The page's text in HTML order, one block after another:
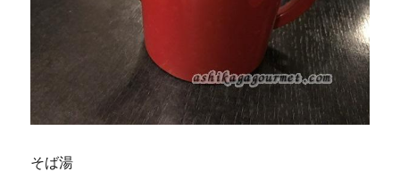
そば湯